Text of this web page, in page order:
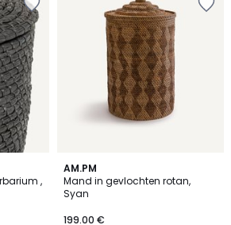
,
AM.PM
Mand in gevlochten rotan,
Syan
199.00 €